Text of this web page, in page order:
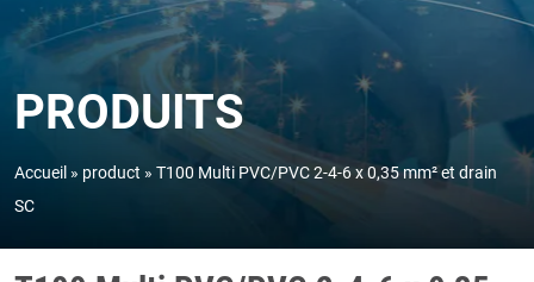
PRODUITS
Accueil product
T100 Multi PVC/PVC 2-4-6 x 0,35 mm² et drain
SC